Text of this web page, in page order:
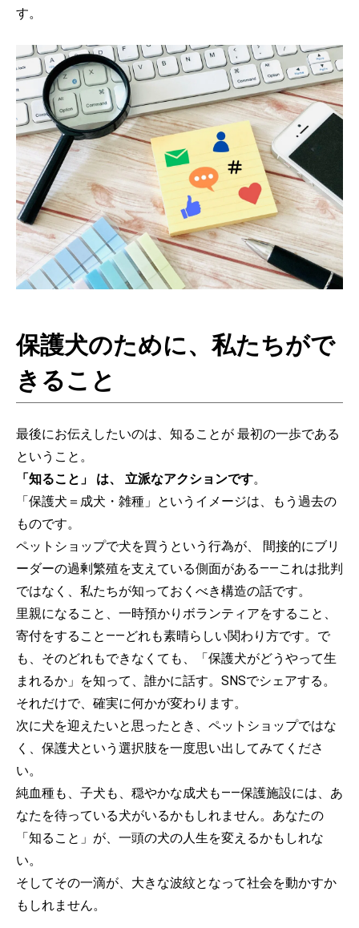
す。
保護犬のために、私たちがで
きること
最後にお伝えしたいのは、知ることが 最初の一歩である
ということ。
「知ること」 は、 立派なアクションです。
「保護犬＝成犬・雑種」というイメージは、もう過去の
ものです。
ペットショップで犬を買うという行為が、 間接的にブリ
ーダーの過剰繁殖を支えている側面がある——これは批判
ではなく、私たちが知っておくべき構造の話です。
里親になること、一時預かりボランティアをすること、
寄付をすること——どれも素晴らしい関わり方です。で
も、そのどれもできなくても、「保護犬がどうやって生
まれるか」を知って、誰かに話す。SNSでシェアする。
それだけで、確実に何かが変わります。
次に犬を迎えたいと思ったとき、ペットショップではな
く、保護犬という選択肢を一度思い出してみてくださ
い。
純血種も、子犬も、穏やかな成犬も——保護施設には、あ
なたを待っている犬がいるかもしれません。あなたの
「知ること」が、一頭の犬の人生を変えるかもしれな
い。
そしてその一滴が、大きな波紋となって社会を動かすか
もしれません。